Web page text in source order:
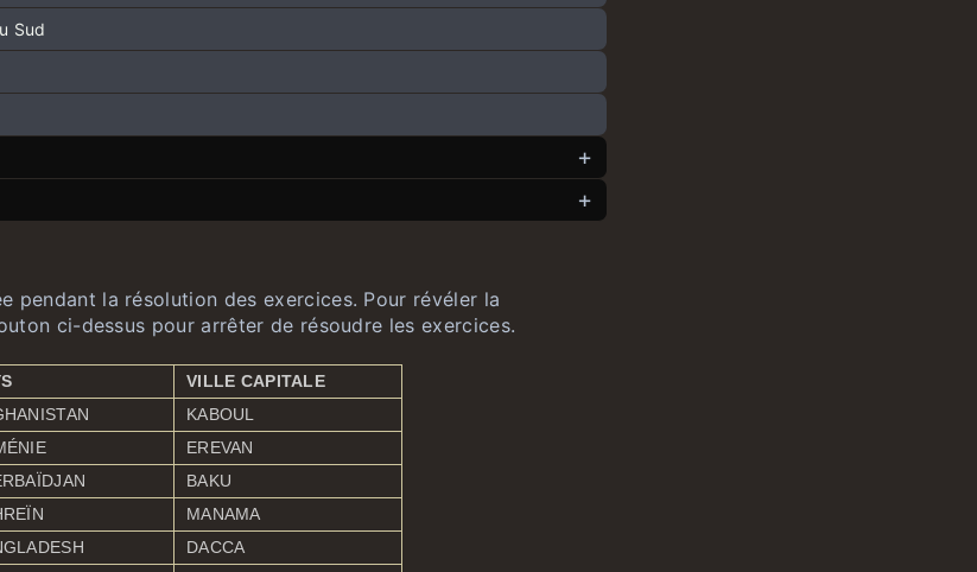
Sud
et caribéens
pendant la résolution des exercices. Pour révéler la
ci-dessus pour arrêter de résoudre les exercices.
VILLE CAPITALE
KABOUL
EREVAN
BAKU
MANAMA
DACCA